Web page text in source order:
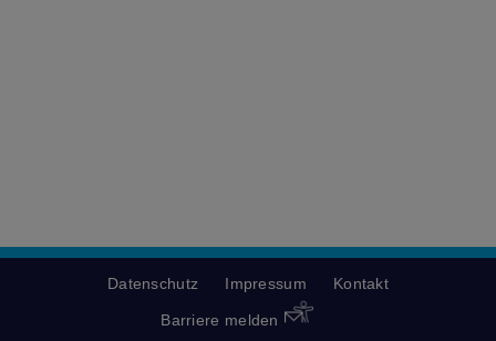
Datenschutz Impressum Kontakt
Barriere melden